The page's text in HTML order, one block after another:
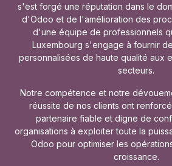
s'est forgé une réputation dans le
d'Odoo et de l'amélioration des
d'une équipe de professionnels
Luxembourg s'engage à fournir
personnalisées de haute qualité aux
secteurs.
Notre compétence et notre
réussite de nos clients ont
partenaire fiable et digne de
organisations à exploiter toute la
Odoo pour optimiser les
croissance.